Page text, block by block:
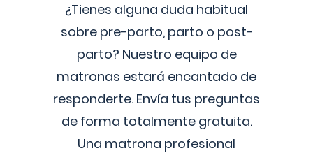
¿Tienes alguna duda habitual
sobre pre-parto, parto o post-
parto? Nuestro equipo de
matronas estará encantado de
responderte. Envía tus preguntas
de forma totalmente gratuita.
Una matrona profesional